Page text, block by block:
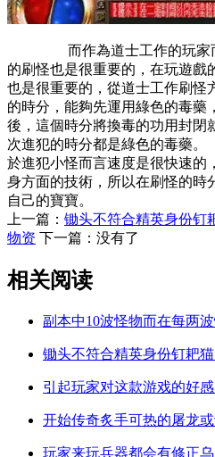
而作為道士工作的玩家而
的刷怪也是很重要的，在玩遊戲
也是很重要的，從道士工
的時分，能夠先運用綠色的毒藥
後，這個時分將換毒的功用封閉
次進犯的時分都是綠色的
於進犯小怪而言速度是很快速的
身方面的技術，所以在刷怪的時
自己的寶寶。
上一篇： 锄头不符合精英身份钉
物资 下一篇：没有了
相关阅读
副本中10波怪物而在每两
锄头不符合精英身份钉耙
引起玩家对这款游戏的好
开始传奇炙手可热的屠龙
玩家来玩兵器都会有修正